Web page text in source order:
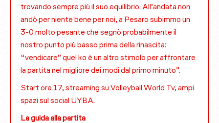
trovando sempre più il suo equilibrio. All’andata non
andò per niente bene per noi, a Pesaro subimmo un
3-0 molto pesante che segnò probabilmente il
nostro punto più basso prima della rinascita:
“vendicare” quel ko è un altro stimolo per affrontare
la partita nel migliore dei modi dal primo minuto”.
Start ore 17, streaming su Volleyball World Tv, ampi
spazi sul social UYBA.
La guida alla partita